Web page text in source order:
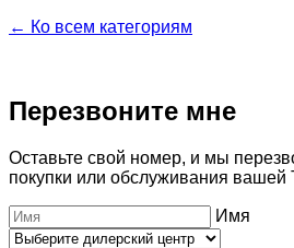
← Ко всем категориям
Перезвоните мне
Оставьте свой номер, и мы
покупки или обслуживания вашей
Имя